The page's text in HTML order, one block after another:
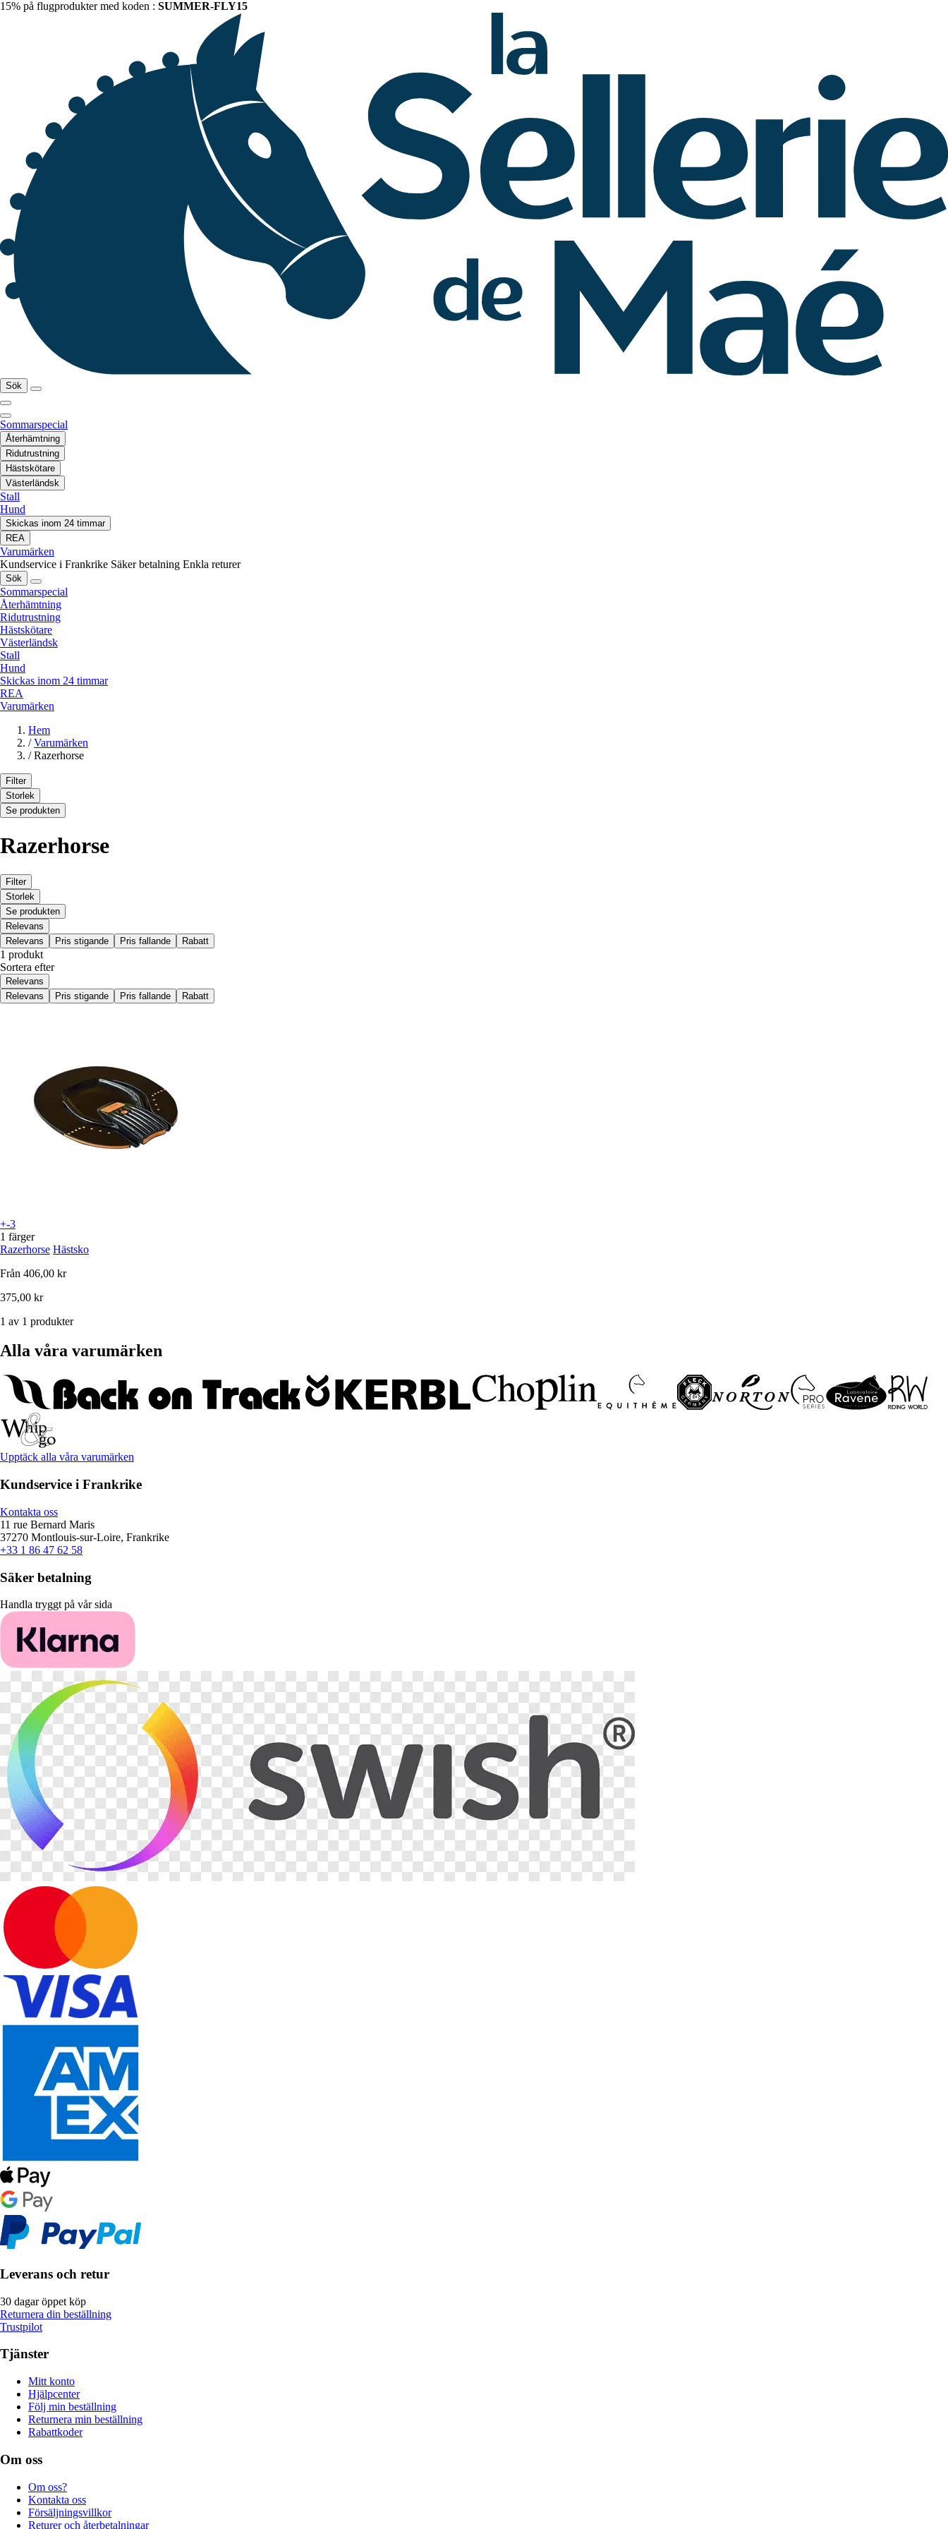
15% på flugprodukter med koden : SUMMER-FLY15
Sök
Sommarspecial
Återhämtning
Ridutrustning
Hästskötare
Västerländsk
Stall
Hund
Skickas inom 24 timmar
REA
Varumärken
Kundservice i Frankrike Säker betalning Enkla returer
Sök
Sommarspecial
Återhämtning
Ridutrustning
Hästskötare
Västerländsk
Stall
Hund
Skickas inom 24 timmar
REA
Varumärken
Hem
/ Varumärken
/ Razerhorse
Filter
Storlek
Se produkten
Razerhorse
Filter
Storlek
Se produkten
Relevans
Relevans
Pris stigande Pris fallande Rabatt
1 produkt
Sortera efter
Relevans
Relevans
Pris stigande Pris fallande Rabatt
+-3
1 färger
Razerhorse Hästsko
Från 406,00 kr
375,00 kr
1 av 1 produkter
Alla våra varumärken
Upptäck alla våra varumärken
Kundservice i Frankrike
Kontakta oss
11 rue Bernard Maris
37270 Montlouis-sur-Loire, Frankrike
+33 1 86 47 62 58
Säker betalning
Handla tryggt på vår sida
Leverans och retur
30 dagar öppet köp
Returnera din beställning
Trustpilot
Tjänster
Mitt konto
Hjälpcenter
Följ min beställning
Returnera min beställning
Rabattkoder
Om oss
Om oss?
Kontakta oss
Försäljningsvillkor
Returer och återbetalningar